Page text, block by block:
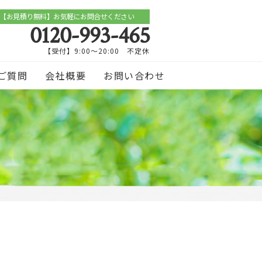
【お見積り無料】お気軽にお問合せください
0120-993-465
【受付】9:00～20:00 不定休
質問 会社概要 お問い合わせ